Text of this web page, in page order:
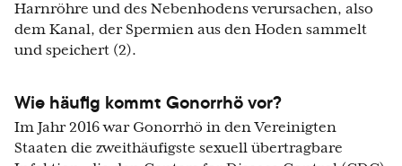
Harnröhre und des Nebenhodens verursachen, also
dem Kanal, der Spermien aus den Hoden sammelt
und speichert (2).
Wie häufig kommt Gonorrhö vor?
Im Jahr 2016 war Gonorrhö in den Vereinigten
Staaten die zweithäufigste sexuell übertragbare